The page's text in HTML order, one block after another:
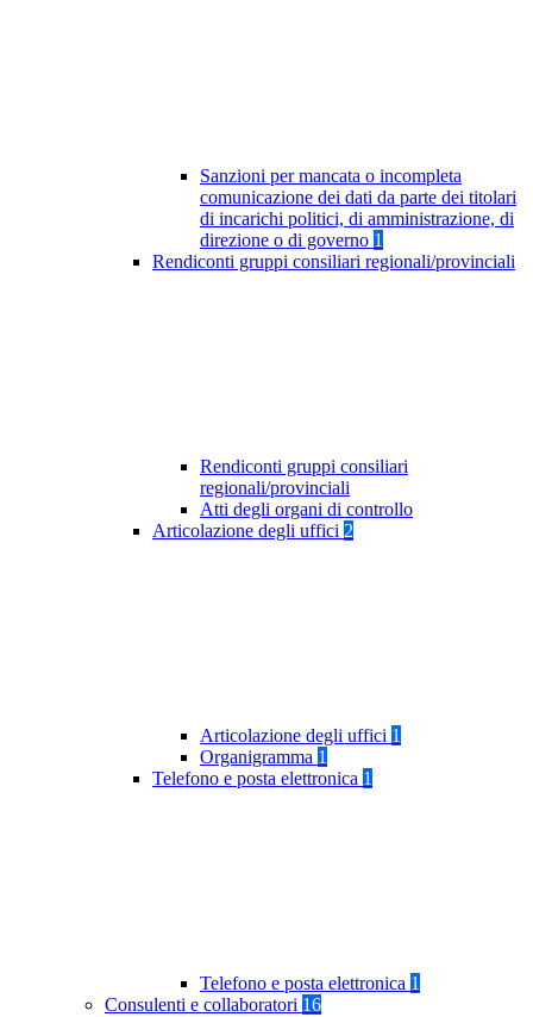
Sanzioni per mancata o incompleta
comunicazione dei dati da parte dei titolari
di incarichi politici, di amministrazione, di
direzione o di governo 1
Rendiconti gruppi consiliari regionali/provinciali
Rendiconti gruppi consiliari
regionali/provinciali
Atti degli organi di controllo
Articolazione degli uffici 2
Articolazione degli uffici 1
Organigramma 1
Telefono e posta elettronica 1
Telefono e posta elettronica 1
Consulenti e collaboratori 16